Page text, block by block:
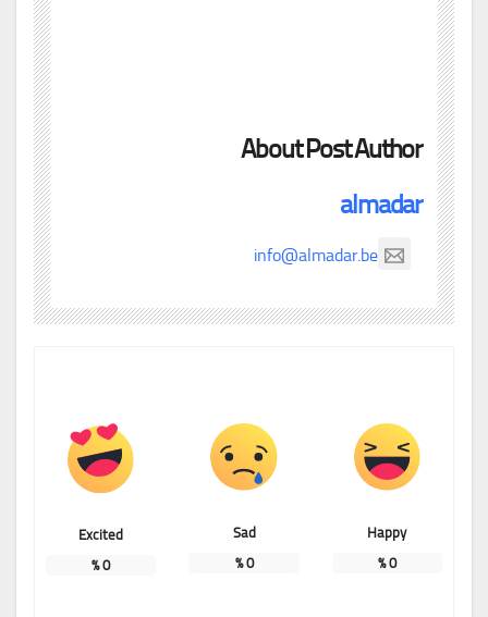
About Post Author
almadar
info@almadar.be
Happy
0
%
Sad
0
%
Excited
0
%